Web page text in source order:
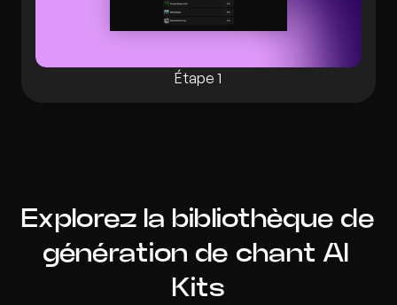
Étape 1
Explorez la bibliothèque de
génération de chant AI
Kits